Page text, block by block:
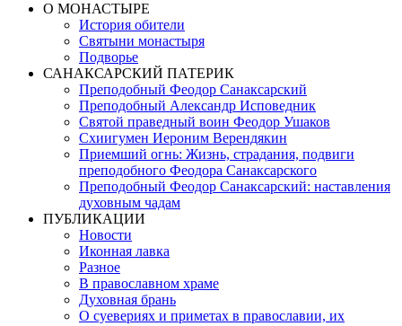
О МОНАСТЫРЕ
История обители
Святыни монастыря
Подворье
САНАКСАРСКИЙ ПАТЕРИК
Преподобный Феодор Санаксарский
Преподобный Александр Исповедник
Святой праведный воин Феодор Ушаков
Схиигумен Иероним Верендякин
Приемший огнь: Жизнь, страдания, подвиги
преподобного Феодора Санаксарского
Преподобный Феодор Санаксарский: наставления
духовным чадам
ПУБЛИКАЦИИ
Новости
Иконная лавка
Разное
В православном храме
Духовная брань
О суевериях и приметах в православии, их